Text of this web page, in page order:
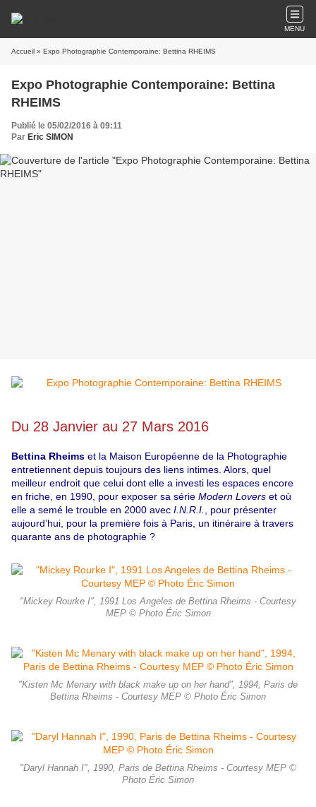
MENU
Accueil » Expo Photographie Contemporaine: Bettina RHEIMS
Expo Photographie Contemporaine: Bettina
RHEIMS
Publié le 05/02/2016 à 09:11
Par Eric SIMON
Du 28 Janvier au 27 Mars 2016
Bettina Rheims et la Maison Européenne de la Photographie
entretiennent depuis toujours des liens intimes. Alors, quel
meilleur endroit que celui dont elle a investi les espaces encore
en friche, en 1990, pour exposer sa série Modern Lovers et où
elle a semé le trouble en 2000 avec I.N.R.I.
, pour présenter
aujourd’hui, pour la première fois à Paris, un itinéraire à travers
quarante ans de photographie ?
"Mickey Rourke I", 1991 Los Angeles de Bettina Rheims - Courtesy
MEP © Photo Éric Simon
"Kisten Mc Menary with black make up on her hand", 1994, Paris de
Bettina Rheims - Courtesy MEP © Photo Éric Simon
"Daryl Hannah I", 1990, Paris de Bettina Rheims - Courtesy MEP ©
Photo Éric Simon